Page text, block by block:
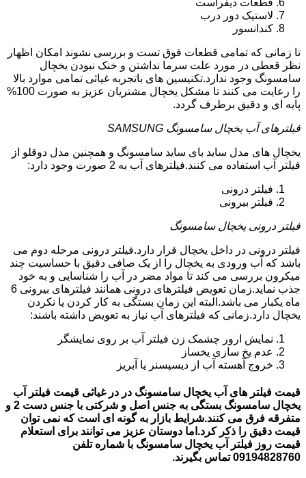
لاستیک دور درب
کندانسور
تا زمانی که تمامی قطعات فوق تست و بررسی نشوند امکان اظهار
نظر قعطی در مورد علت سرما نداشتن و خنک نبودن یخچال
سامسونگ وجود ندارد.تکنیسین های باتجربه غیاثی تمامی موارد بالا
را رعایت می کنند تا مشکل یخچال مشتریان عزیز به صورت 100%
پایه ای و دقیق برطرف گردد.
فیلترهای آب یخچال سامسونگ SAMSUNG
یخچال های مدل ساید بای ساید سامسونگ و همچنین مدل دوقلو از
فیلتر آب استفاده می کنند.فیلترهای آب به 2 صورت وجود دارد:
فیلتر درونی
فیلتر بیرونی
فیلتر درونی یخچال سامسونگ
فیلتر درونی در داخل یخچال قرار دارد.فیلتر درونی مرحله دوم می
باشد که آب ورودی به یخچال را از یک صافی دقیق با حساسیت چند
میکرون بررسی می کند تا مواد مضر در آب را شناسایی و به خود
جذب نماید.زمان تعویض فیلترهای درونی همانند فیلترهای بیرونی 6
ماه یکبار می باشد.البته این زمان بستگی به کار کردن یا نکردن
یخچال دارد.زمانی که فیلترهای آب نیاز به تعویض داشته باشند:
نمایش ارور چشمک زن فیلتر آب بر روی نمایشگر
عدم یخ سازی یخساز
خروج آهسته آب از دیسپسنر یا آبریز
قیمت فیلتر های آب یخچال سامسونگ در در غیاثی قیمت فیلتر آب
یخچال سامسونگ بستگی به جنس اصل و شرکتی با جنس دست 2 و
متفرقه فرق می کنند.شرایط بازار به گونه ای است که نمی توان
قیمت دقیق را ذکر کرد.اما دوستان عزیز می توانند برای استعلام
قیمت روز فیلتر آب یخچال سامسونگ با شماره تلفن
09194828760 تماس بگیرند.